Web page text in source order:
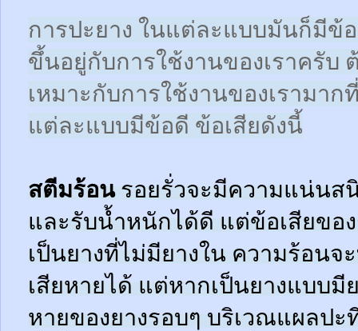
การปะยาง ในแต่ละแบบมันก็มีข้
ขึ้นอยู่กับการใช้งานของเราครับ
เหมาะกับการใช้งานของเรามา
แต่ละแบบมีข้อดี ข้อเสียดังนี้
สตีมร้อนรอยรั่วจะมีความแน่นส
และรับน้ำหนักได้ดี แต่ข้อเสียขอ
เป็นยางที่ไม่มียางใน ความร้อนจ
เสียหายได้ แต่หากเป็นยางแบบมี
หายของยางรอบๆ บริเวณแผลป